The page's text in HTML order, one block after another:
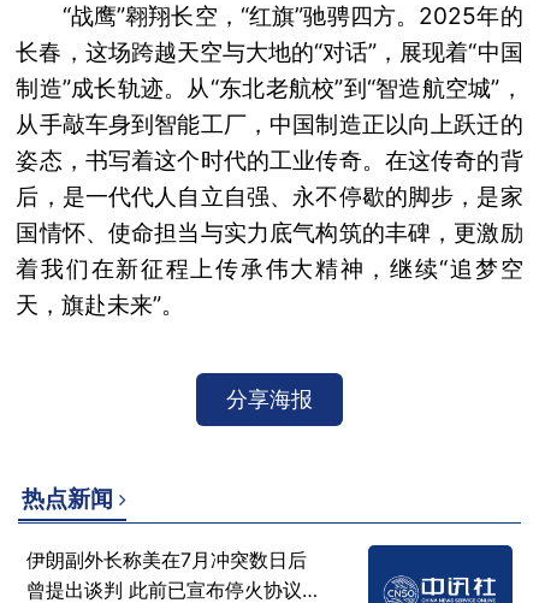
“战鹰”翱翔长空，“红旗”驰骋四方。2025年的
长春，这场跨越天空与大地的“对话”，展现着“中国
制造”成长轨迹。从“东北老航校”到“智造航空城”，
从手敲车身到智能工厂，中国制造正以向上跃迁的
姿态，书写着这个时代的工业传奇。在这传奇的背
后，是一代代人自立自强、永不停歇的脚步，是家
国情怀、使命担当与实力底气构筑的丰碑，更激励
着我们在新征程上传承伟大精神，继续“追梦空
天，旗赴未来”。
分享海报
热点新闻
伊朗副外长称美在7月冲突数日后
曾提出谈判 此前已宣布停火协议